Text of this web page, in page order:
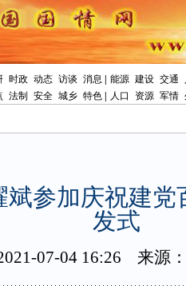
时政 动态 访谈 消息 能源 建设 交通
法制 安全 城乡 特色 人口 资源 军情
斌参加庆祝建
发式
07-0416:26 来源